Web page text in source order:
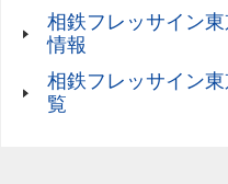
ご予約時にご確認頂き
ださい。
【お部屋】
・非接触型ICカード付
相鉄フレッサイン
情報
相鉄フレッサイン
覧